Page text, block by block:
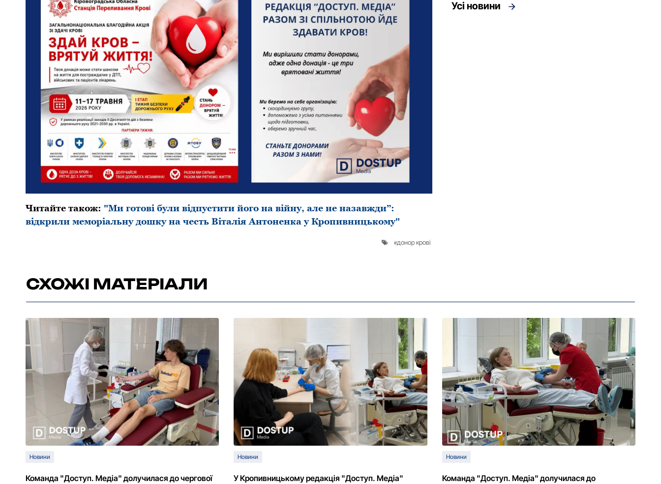
Читайте також: "Ми готові були відпустити його на війну, але не назавжди”:
відкрили меморіальну дошку на честь Віталія Антоненка у Кропивницькому"
донор крові
Усі новини
СХОЖІ МАТЕРІАЛИ
Новини
Команда "Доступ. Медіа" долучилася до чергової
Новини
У Кропивницькому редакція "Доступ. Медіа"
Новини
Команда "Доступ. Медіа" долучилася до